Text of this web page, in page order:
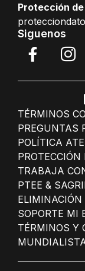
Protección
Siguenos
TÉRMINOS
PREGUNTAS
POLÍTICA
TRABAJA
PTEE &
SOPORTE MI
TÉRMINOS Y